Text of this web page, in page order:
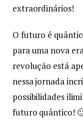
extraordinários!
O futuro é
para uma nova
revolução está
nessa jornada
possibilidades
futuro quântico!